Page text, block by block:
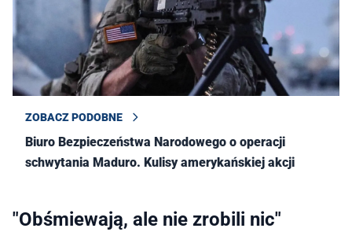
ZOBACZ PODOBNE
Biuro Bezpieczeństwa Narodowego o operacji
schwytania Maduro. Kulisy amerykańskiej akcji
"Obśmiewają, ale nie zrobili nic"